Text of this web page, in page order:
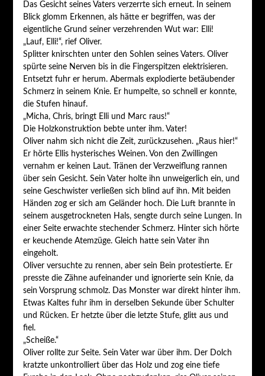
Das Gesicht seines Vaters verzerrte sich erneut. In seinem
Blick glomm Erkennen, als hätte er begriffen, was der
eigentliche Grund seiner verzehrenden Wut war: Elli!
„Lauf, Elli!“, rief Oliver.
Splitter knirschten unter den Sohlen seines Vaters. Oliver
spürte seine Nerven bis in die Fingerspitzen elektrisieren.
Entsetzt fuhr er herum. Abermals explodierte betäubender
Schmerz in seinem Knie. Er humpelte, so schnell er konnte,
die Stufen hinauf.
„Micha, Chris, bringt Elli und Marc raus!“
Die Holzkonstruktion bebte unter ihm. Vater!
Oliver nahm sich nicht die Zeit, zurückzusehen. „Raus hier!“
Er hörte Ellis hysterisches Weinen. Von den Zwillingen
vernahm er keinen Laut. Tränen der Verzweiflung rannen
über sein Gesicht. Sein Vater holte ihn unweigerlich ein, und
seine Geschwister verließen sich blind auf ihn. Mit beiden
Händen zog er sich am Geländer hoch. Die Luft brannte in
seinem ausgetrockneten Hals, sengte durch seine Lungen. In
einer Seite erwachte stechender Schmerz. Hinter sich hörte
er keuchende Atemzüge. Gleich hatte sein Vater ihn
eingeholt.
Oliver versuchte zu rennen, aber sein Bein protestierte. Er
presste die Zähne aufeinander und ignorierte sein Knie, da
sein Vorsprung schmolz. Das Monster war direkt hinter ihm.
Etwas Kaltes fuhr ihm in derselben Sekunde über Schulter
und Rücken. Er hetzte über die letzte Stufe, glitt aus und
fiel.
„Scheiße.“
Oliver rollte zur Seite. Sein Vater war über ihm. Der Dolch
kratzte unkontrolliert über das Holz und zog eine tiefe